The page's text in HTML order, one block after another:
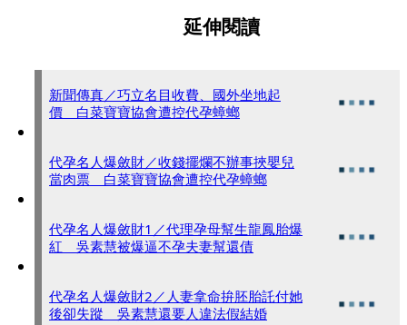
延伸閱讀
新聞傳真／巧立名目收費、國外坐地起
價 白菜寶寶協會遭控代孕蟑螂
代孕名人爆斂財／收錢擺爛不辦事挾嬰兒
當肉票 白菜寶寶協會遭控代孕蟑螂
代孕名人爆斂財1／代理孕母幫生龍鳳胎爆
紅 吳素慧被爆逼不孕夫妻幫還債
代孕名人爆斂財2／人妻拿命拚胚胎託付她
後卻失蹤 吳素慧還要人違法假結婚